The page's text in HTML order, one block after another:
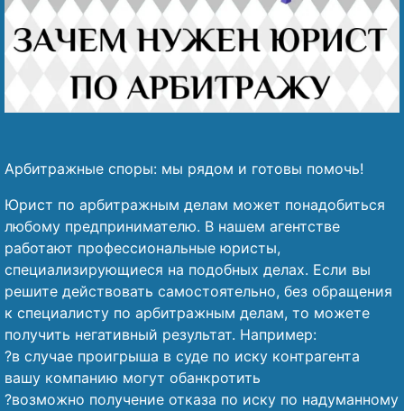
Арбитражные споры: мы рядом и готовы помочь!
Юрист по арбитражным делам может понадобиться
любому предпринимателю. В нашем агентстве
работают профессиональные юристы,
специализирующиеся на подобных делах. Если вы
решите действовать самостоятельно, без обращения
к специалисту по арбитражным делам, то можете
получить негативный результат. Например:
?в случае проигрыша в суде по иску контрагента
вашу компанию могут обанкротить
?возможно получение отказа по иску по надуманному